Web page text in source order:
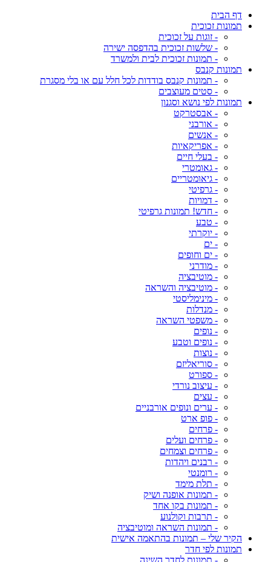
דף הבית
תמונות זכוכית
- זוגות על זכוכית
- שלשות זכוכית בהדפסה ישירה
- תמונות זכוכית לבית ולמשרד
תמונות קנבס
- תמונות קנבס בודדות לכל חלל עם או בלי מסגרת
- סטים מעוצבים
תמונות לפי נושא וסגנון
- אבסטרקט
- אורבני
- אנשים
- אפריקאיות
- בעלי חיים
- גאומטרי
- גיאומטריים
- גרפיטי
- דמויות
- חדש! תמונות גרפיטי
- טבע
- יוקרתי
- ים
- ים וחופים
- מודרני
- מוטיבציה
- מוטיבציה והשראה
- מינימליסטי
- מנדלות
- משפטי השראה
- נופים
- נופים וטבע
- נוצות
- סוריאליזם
- ספורט
- עיצוב נורדי
- עצים
- ערים ונופים אורבניים
- פופ ארט
- פרחים
- פרחים ועלים
- פרחים וצמחים
- רבנים ויהדות
- רומנטי
- תלת מימד
- תמונות אופנה ושיק
- תמונות בקו אחד
- תרבות וקולנוע
- תמונות השראה ומוטיבציה
הקיר שלי – תמונות בהתאמה אישית
תמונות לפי חדר
- תמונות לחדר השינה